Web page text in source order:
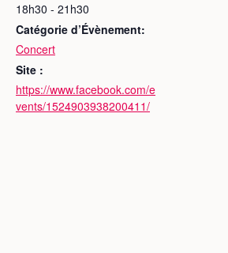
18h30 - 21h30
Catégorie d’Évènement:
Concert
Site :
https://www.facebook.com/e
vents/1524903938200411/